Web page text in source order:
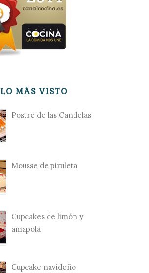
LO MÁS VISTO
Postre de las Candelas
Mousse de piruleta
Cupcakes de limón y
amapola
Cupcake navideño